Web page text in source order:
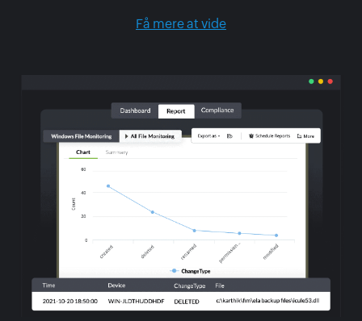
Få mere at vide